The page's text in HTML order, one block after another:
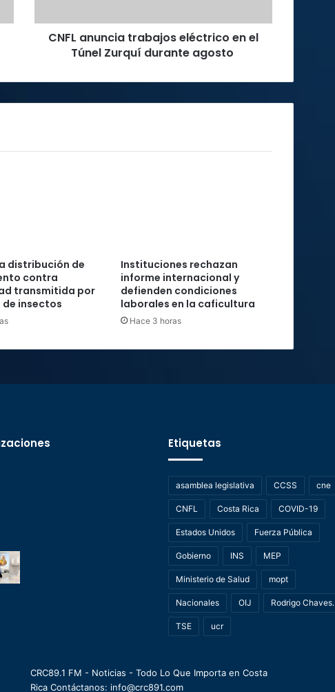
durante
agosto
CNFL anuncia trabajos eléctrico en el
Túnel Zurquí durante agosto
distribución de
contra
transmitida por
insectos
Instituciones rechazan
informe internacional y
defienden condiciones
laborales en la caficultura
Hace 3 horas
Etiquetas
asamblea legislativa CCSS cne
CNFL Costa Rica COVID-19
Estados Unidos Fuerza Pública
Gobierno INS MEP
Ministerio de Salud mopt
Nacionales OIJ Rodrigo Chaves.
TSE ucr
CRC89.1 FM - Noticias - Todo Lo Que Importa en Costa
Rica Contáctanos: info@crc891.com